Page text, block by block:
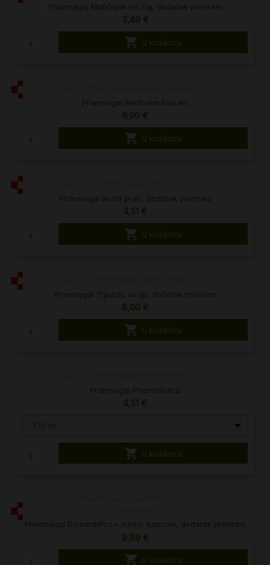
3,49 €
 U košaricu
6,90 €
 U košaricu
4,51 €
 U košaricu
8,00 €
 U košaricu
4,51 €
 U košaricu
9,89 €
 U košaricu